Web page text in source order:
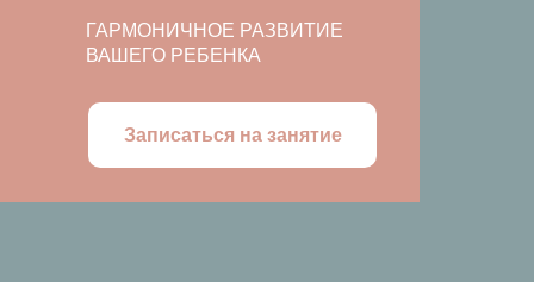
ГАРМОНИЧНОЕ РАЗВИТИЕ
ВАШЕГО РЕБЕНКА
Записаться на занятие